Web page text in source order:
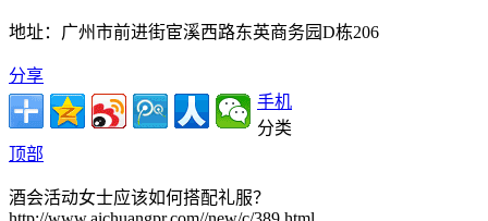
地址：广州市前进街宦溪西路东英商务园D栋206
分享
手机
分类
顶部
酒会活动女士应该如何搭配礼服？